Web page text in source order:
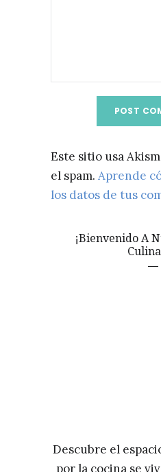
Este sitio usa
el spam. Aprende
los datos de tus
¡Bienvenido A
Descubre el
por la cocina se